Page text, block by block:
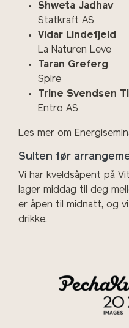
Shweta Jadhav
Statkraft AS
Vidar Lindefjeld
La Naturen Leve
Taran Greferg
Spire
Trine Svendsen
Entro AS
Les mer om
Sulten før
Vi har kveldsåpent på
lager middag til deg
er åpen til midnatt, og
drikke.